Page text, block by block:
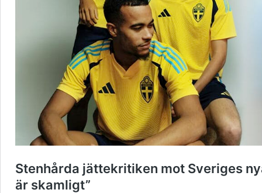
Stenhårda jättekritiken mot Sveriges
är skamligt”